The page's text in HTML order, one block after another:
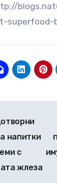
superfood-
напитки
с
жлеза